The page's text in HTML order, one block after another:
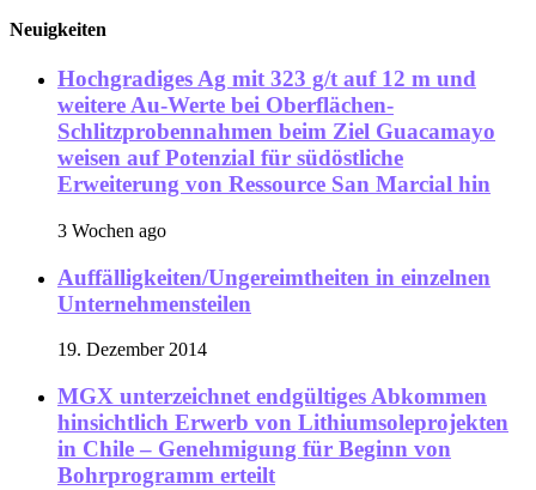
Neuigkeiten
Hochgradiges Ag mit 323 g/t auf 12 m und
weitere Au-Werte bei Oberflächen-
Schlitzprobennahmen beim Ziel Guacamayo
weisen auf Potenzial für südöstliche
Erweiterung von Ressource San Marcial hin
3 Wochen ago
Auffälligkeiten/Ungereimtheiten in einzelnen
Unternehmensteilen
19. Dezember 2014
MGX unterzeichnet endgültiges Abkommen
hinsichtlich Erwerb von Lithiumsoleprojekten
in Chile – Genehmigung für Beginn von
Bohrprogramm erteilt